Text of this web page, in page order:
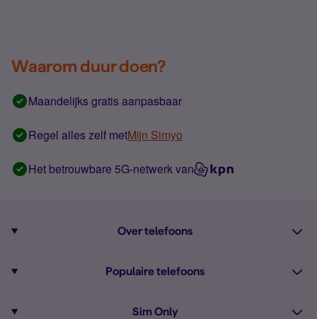
Waarom duur doen?
Maandelijks gratis aanpasbaar
Regel alles zelf metMijn Simyo
Het betrouwbare 5G-netwerk van
Over telefoons
Populaire telefoons
Sim Only